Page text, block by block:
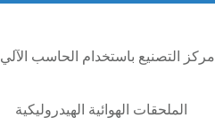
مركز التصنيع باستخدام الحاسب الآلي
الملحقات الهوائية الهيدروليكية